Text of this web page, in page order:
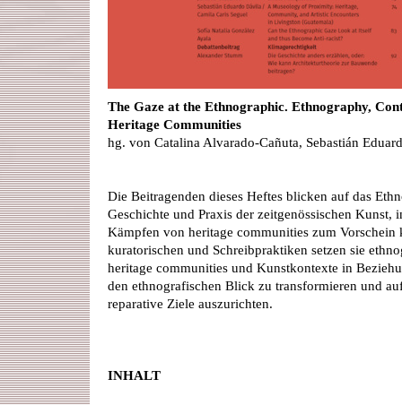
The Gaze at the Ethnographic. Ethnography,
Heritage Communities
hg. von Catalina Alvarado-Cañuta, Sebastián
Die Beitragenden dieses Heftes blicken auf das
Geschichte und Praxis der zeitgenössischen Kunst,
Kämpfen von heritage communities zum
kuratorischen und Schreibpraktiken setzen sie
heritage communities und Kunstkontexte in
den ethnografischen Blick zu transformieren und
reparative Ziele auszurichten.
INHALT